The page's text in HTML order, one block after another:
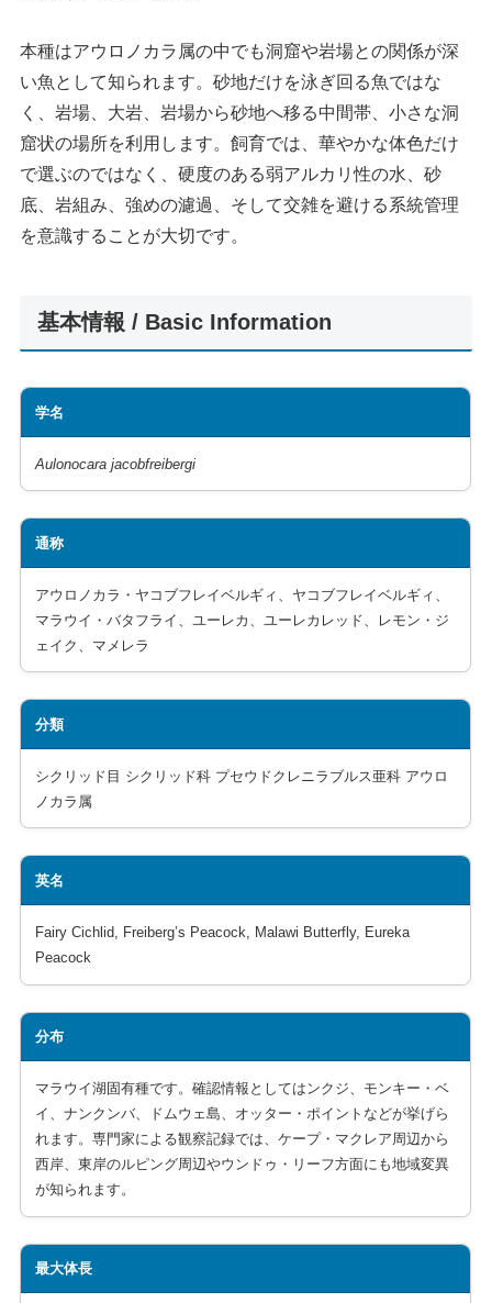
本種はアウロノカラ属の中でも洞窟や岩場との関係が深
い魚として知られます。砂地だけを泳ぎ回る魚ではな
く、岩場、大岩、岩場から砂地へ移る中間帯、小さな洞
窟状の場所を利用します。飼育では、華やかな体色だけ
で選ぶのではなく、硬度のある弱アルカリ性の水、砂
底、岩組み、強めの濾過、そして交雑を避ける系統管理
を意識することが大切です。
基本情報 / Basic Information
学名
Aulonocara jacobfreibergi
通称
アウロノカラ・ヤコブフレイベルギィ、ヤコブフレイベルギィ、
マラウイ・バタフライ、ユーレカ、ユーレカレッド、レモン・ジ
ェイク、マメレラ
分類
シクリッド目 シクリッド科 プセウドクレニラブルス亜科 アウロ
ノカラ属
英名
Fairy Cichlid, Freiberg’s Peacock, Malawi Butterfly, Eureka
Peacock
分布
マラウイ湖固有種です。確認情報としてはンクジ、モンキー・ベ
イ、ナンクンバ、ドムウェ島、オッター・ポイントなどが挙げら
れます。専門家による観察記録では、ケープ・マクレア周辺から
西岸、東岸のルピング周辺やウンドゥ・リーフ方面にも地域変異
が知られます。
最大体長